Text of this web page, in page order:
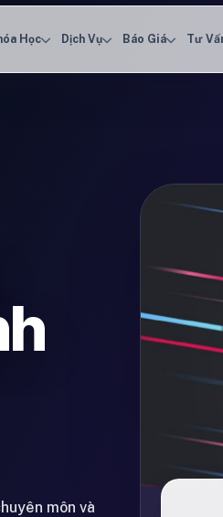
Học Dịch Vụ Báo Giá Tư
môn và